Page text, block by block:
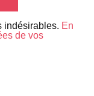
indésirables. En
de vos